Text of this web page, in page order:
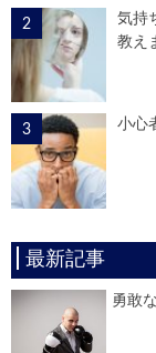
気持
教え
小心
最新記事
勇敢